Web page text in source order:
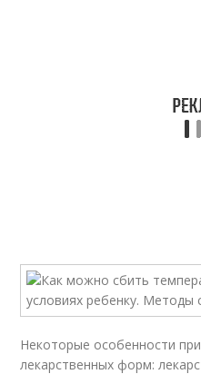
Некоторые особенности
лекарственных форм: